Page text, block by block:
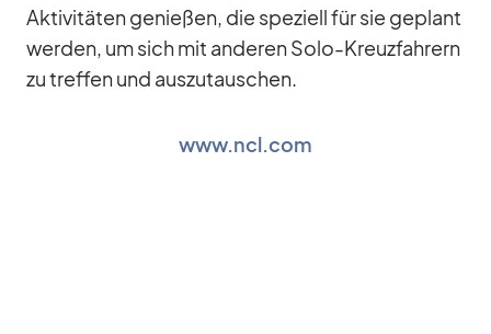
Ak­ti­vi­tä­ten ge­nie­ßen, die spe­zi­ell für sie ge­plant
wer­den, um sich mit an­de­ren Solo-Kreuz­fah­rern
zu tref­fen und aus­zu­tau­schen.
www.ncl.com